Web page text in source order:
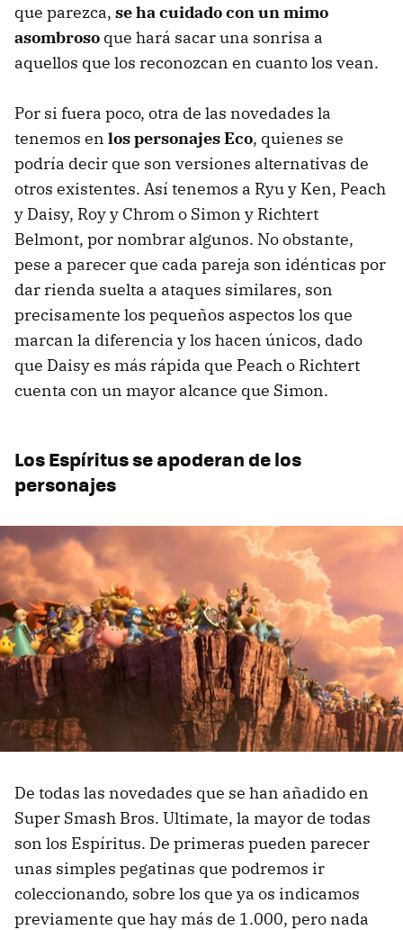
que parezca, se ha cuidado con un mimo
asombroso que hará sacar una sonrisa a
aquellos que los reconozcan en cuanto los vean.
Por si fuera poco, otra de las novedades la
tenemos en los personajes Eco, quienes se
podría decir que son versiones alternativas de
otros existentes. Así tenemos a Ryu y Ken, Peach
y Daisy, Roy y Chrom o Simon y Richtert
Belmont, por nombrar algunos. No obstante,
pese a parecer que cada pareja son idénticas por
dar rienda suelta a ataques similares, son
precisamente los pequeños aspectos los que
marcan la diferencia y los hacen únicos, dado
que Daisy es más rápida que Peach o Richtert
cuenta con un mayor alcance que Simon.
Los Espíritus se apoderan de los
personajes
De todas las novedades que se han añadido en
Super Smash Bros. Ultimate, la mayor de todas
son los Espíritus. De primeras pueden parecer
unas simples pegatinas que podremos ir
coleccionando, sobre los que ya os indicamos
previamente que hay más de 1.000, pero nada